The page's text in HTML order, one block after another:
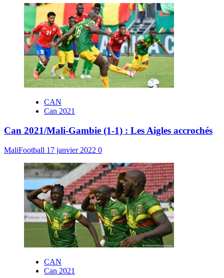
CAN
Can 2021
Can 2021/Mali-Gambie (1-1) : Les Aigles accrochés
MaliFootball 17 janvier 2022 0
CAN
Can 2021